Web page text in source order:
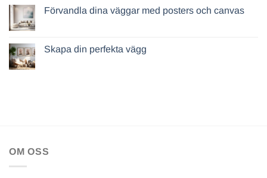
Förvandla dina väggar med posters och canvas
Skapa din perfekta vägg
OM OSS